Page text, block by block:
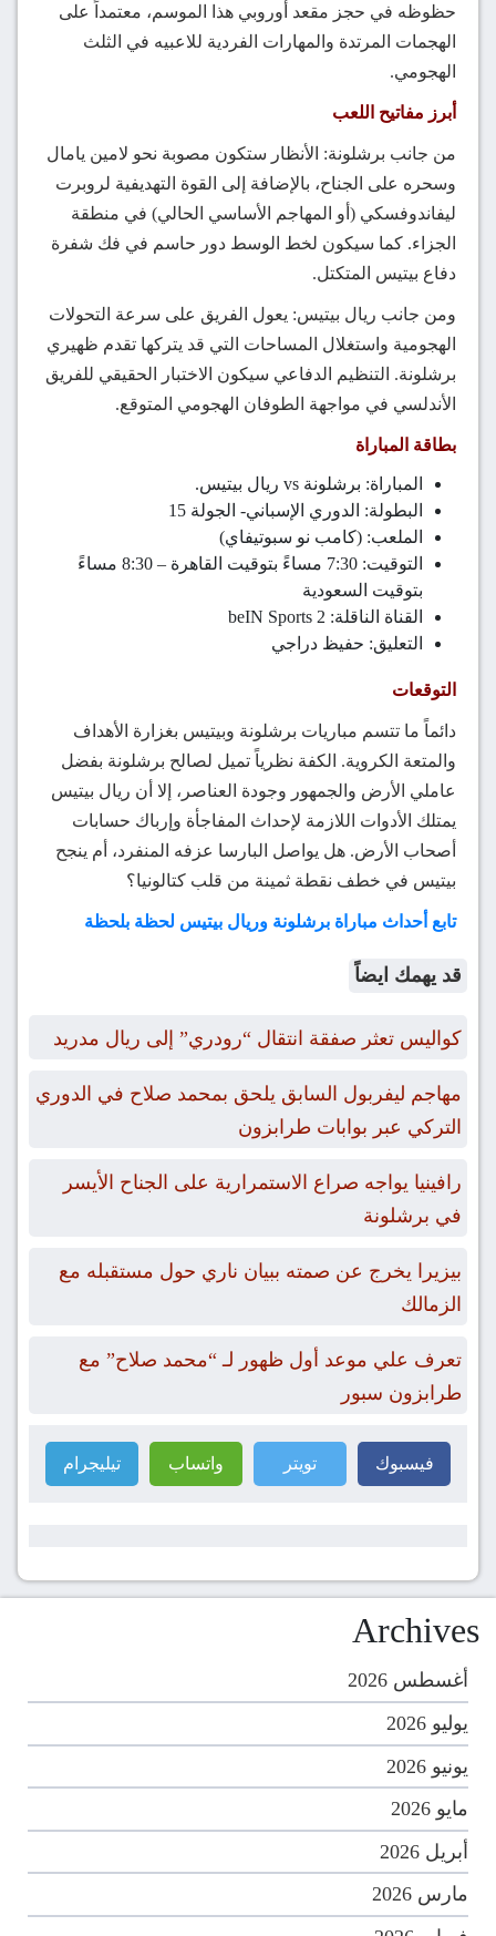
حظوظه في حجز مقعد أوروبي هذا الموسم، معتمداً على
الهجمات المرتدة والمهارات الفردية للاعبيه في الثلث
الهجومي.
أبرز مفاتيح اللعب
من جانب برشلونة: الأنظار ستكون مصوبة نحو لامين يامال
وسحره على الجناح، بالإضافة إلى القوة التهديفية لروبرت
ليفاندوفسكي (أو المهاجم الأساسي الحالي) في منطقة
الجزاء. كما سيكون لخط الوسط دور حاسم في فك شفرة
دفاع بيتيس المتكتل.
ومن جانب ريال بيتيس: يعول الفريق على سرعة التحولات
الهجومية واستغلال المساحات التي قد يتركها تقدم ظهيري
برشلونة. التنظيم الدفاعي سيكون الاختبار الحقيقي للفريق
الأندلسي في مواجهة الطوفان الهجومي المتوقع.
بطاقة المباراة
المباراة: برشلونة vs ريال بيتيس.
البطولة: الدوري الإسباني- الجولة 15
الملعب: (كامب نو سبوتيفاي)
التوقيت: 7:30 مساءً بتوقيت القاهرة – 8:30 مساءً
بتوقيت السعودية
القناة الناقلة: beIN Sports 2
التعليق: حفيظ دراجي
التوقعات
دائماً ما تتسم مباريات برشلونة وبيتيس بغزارة الأهداف
والمتعة الكروية. الكفة نظرياً تميل لصالح برشلونة بفضل
عاملي الأرض والجمهور وجودة العناصر، إلا أن ريال بيتيس
يمتلك الأدوات اللازمة لإحداث المفاجأة وإرباك حسابات
أصحاب الأرض. هل يواصل البارسا عزفه المنفرد، أم ينجح
بيتيس في خطف نقطة ثمينة من قلب كتالونيا؟
تابع أحداث مباراة برشلونة وريال بيتيس لحظة بلحظة
قد يهمك ايضاً
كواليس تعثر صفقة انتقال “رودري” إلى ريال مدريد
مهاجم ليفربول السابق يلحق بمحمد صلاح في الدوري
التركي عبر بوابات طرابزون
رافينيا يواجه صراع الاستمرارية على الجناح الأيسر
في برشلونة
بيزيرا يخرج عن صمته ببيان ناري حول مستقبله مع
الزمالك
تعرف علي موعد أول ظهور لـ “محمد صلاح” مع
طرابزون سبور
فيسبوك تويتر واتساب تيليجرام
Archives
أغسطس 2026
يوليو 2026
يونيو 2026
مايو 2026
أبريل 2026
مارس 2026